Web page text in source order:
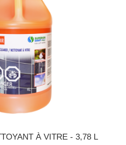
À VITRE - 3,78 L